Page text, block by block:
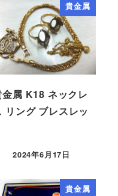
貴金属
金属 K18 ネックレ
リング ブレスレッ
2024年6月17日
貴金属